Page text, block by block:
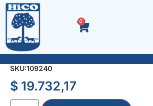
0
SOPLETE TECHISTA 6000 CON
SKU:109240
$ 19.732,17